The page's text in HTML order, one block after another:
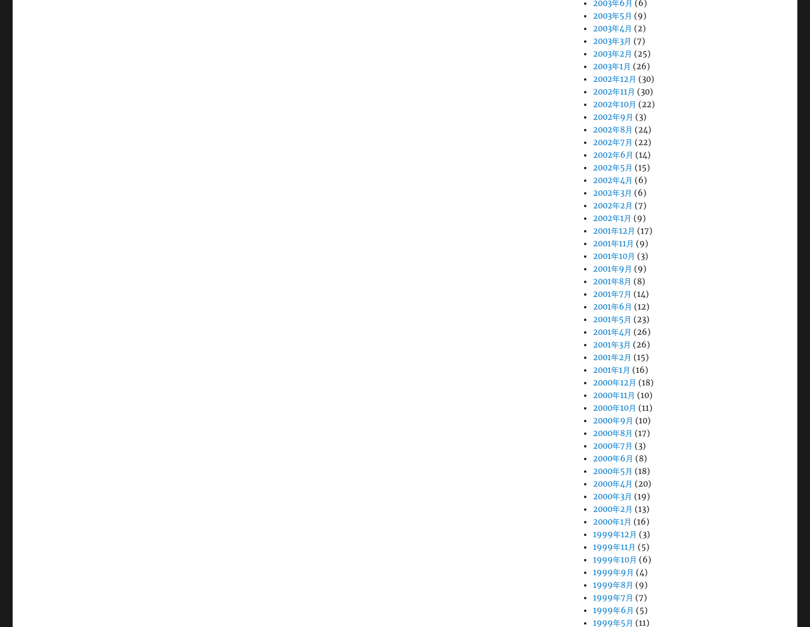
2003年6月 (6)
2003年5月 (9)
2003年4月 (2)
2003年3月 (7)
2003年2月 (25)
2003年1月 (26)
2002年12月 (30)
2002年11月 (30)
2002年10月 (22)
2002年9月 (3)
2002年8月 (24)
2002年7月 (22)
2002年6月 (14)
2002年5月 (15)
2002年4月 (6)
2002年3月 (6)
2002年2月 (7)
2002年1月 (9)
2001年12月 (17)
2001年11月 (9)
2001年10月 (3)
2001年9月 (9)
2001年8月 (8)
2001年7月 (14)
2001年6月 (12)
2001年5月 (23)
2001年4月 (26)
2001年3月 (26)
2001年2月 (15)
2001年1月 (16)
2000年12月 (18)
2000年11月 (10)
2000年10月 (11)
2000年9月 (10)
2000年8月 (17)
2000年7月 (3)
2000年6月 (8)
2000年5月 (18)
2000年4月 (20)
2000年3月 (19)
2000年2月 (13)
2000年1月 (16)
1999年12月 (3)
1999年11月 (5)
1999年10月 (6)
1999年9月 (4)
1999年8月 (9)
1999年7月 (7)
1999年6月 (5)
1999年5月 (11)